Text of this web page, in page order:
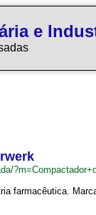
e
farmacêutica.